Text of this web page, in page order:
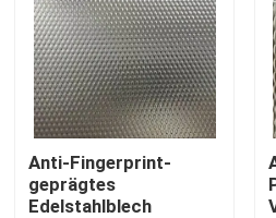
Anti-Fingerprint-
geprägtes
Edelstahlblech